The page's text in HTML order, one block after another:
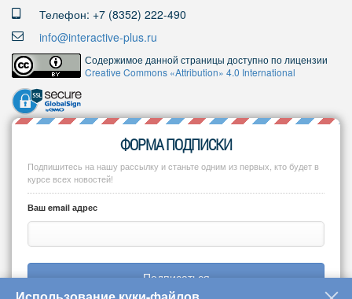
Телефон: +7 (8352) 222-490
info@interactive-plus.ru
Содержимое данной страницы доступно по лицензии
Creative Commons «Attribution» 4.0 International
ФОРМА ПОДПИСКИ
Подпишитесь на нашу рассылку и станьте одним из первых, кто будет в
курсе всех новостей!
Ваш email адрес
Подписаться